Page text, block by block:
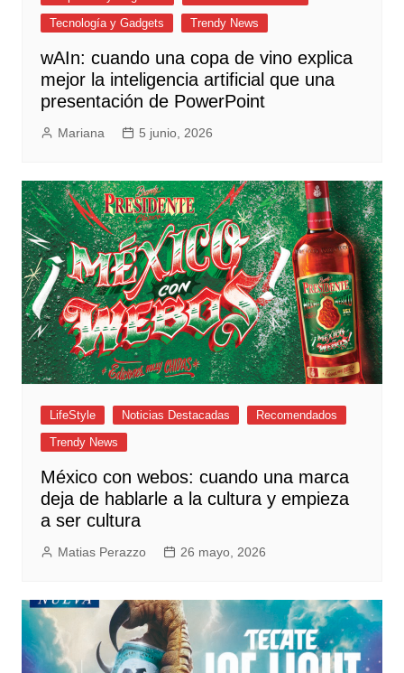
Tecnología y Gadgets
Trendy News
wAIn: cuando una copa de vino explica
mejor la inteligencia artificial que una
presentación de PowerPoint
Mariana 5 junio, 2026
LifeStyle Noticias Destacadas
Recomendados
Trendy News
México con webos: cuando una marca
deja de hablarle a la cultura y empieza
a ser cultura
Matias Perazzo 26 mayo, 2026